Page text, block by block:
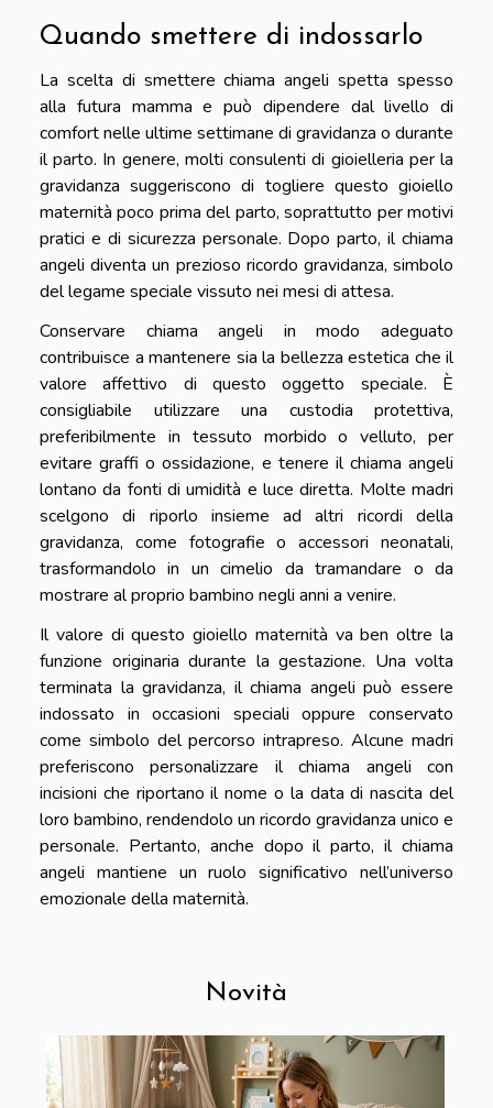
Quando smettere di indossarlo
La scelta di smettere chiama angeli spetta spesso
alla futura mamma e può dipendere dal livello di
comfort nelle ultime settimane di gravidanza o durante
il parto. In genere, molti consulenti di gioielleria per la
gravidanza suggeriscono di togliere questo gioiello
maternità poco prima del parto, soprattutto per motivi
pratici e di sicurezza personale. Dopo parto, il chiama
angeli diventa un prezioso ricordo gravidanza, simbolo
del legame speciale vissuto nei mesi di attesa.
Conservare chiama angeli in modo adeguato
contribuisce a mantenere sia la bellezza estetica che il
valore affettivo di questo oggetto speciale. È
consigliabile utilizzare una custodia protettiva,
preferibilmente in tessuto morbido o velluto, per
evitare graffi o ossidazione, e tenere il chiama angeli
lontano da fonti di umidità e luce diretta. Molte madri
scelgono di riporlo insieme ad altri ricordi della
gravidanza, come fotografie o accessori neonatali,
trasformandolo in un cimelio da tramandare o da
mostrare al proprio bambino negli anni a venire.
Il valore di questo gioiello maternità va ben oltre la
funzione originaria durante la gestazione. Una volta
terminata la gravidanza, il chiama angeli può essere
indossato in occasioni speciali oppure conservato
come simbolo del percorso intrapreso. Alcune madri
preferiscono personalizzare il chiama angeli con
incisioni che riportano il nome o la data di nascita del
loro bambino, rendendolo un ricordo gravidanza unico e
personale. Pertanto, anche dopo il parto, il chiama
angeli mantiene un ruolo significativo nell’universo
emozionale della maternità.
Novità